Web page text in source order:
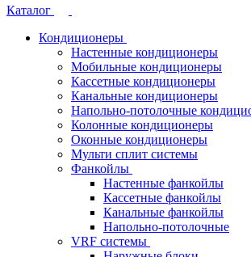
Каталог
Кондиционеры
Настенные кондиционеры
Мобильные кондиционеры
Кассетные кондиционеры
Канальные кондиционеры
Напольно-потолочные
Колонные кондиционеры
Оконные кондиционеры
Мульти сплит системы
Фанкойлы
Настенные фанкойлы
Кассетные фанкойлы
Канальные фанкойлы
Напольно-потолочные
VRF системы